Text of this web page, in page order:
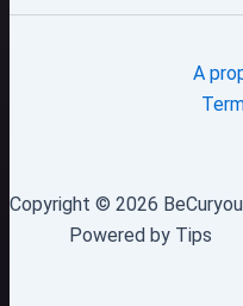
A
Copyright © 2026
Powered by Tips